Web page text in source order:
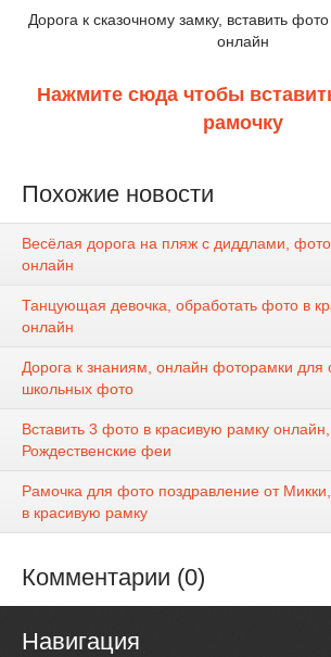
Дорога к сказочному замку, вставить
онлайн
Нажмите сюда чтобы
рамочку
Похожие новости
Весёлая дорога на пляж с диддлами,
онлайн
Танцующая девочка, обработать фото в
онлайн
Дорога к знаниям, онлайн фоторамки
школьных фото
Вставить 3 фото в красивую рамку онлайн,
Рождественские феи
Рамочка для фото поздравление от
в красивую рамку
Комментарии (0)
Навигация